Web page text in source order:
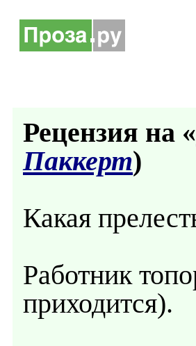
Рецензия на «
Паккерт)
Какая
Работник
приходится).